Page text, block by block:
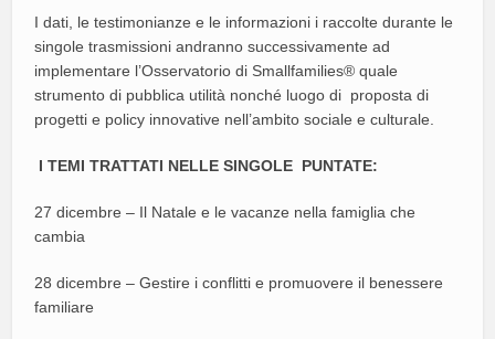
I dati, le testimonianze e le informazioni i raccolte durante le
singole trasmissioni andranno successivamente ad
implementare l’Osservatorio di Smallfamilies® quale
strumento di pubblica utilità nonché luogo di proposta di
progetti e policy innovative nell’ambito sociale e culturale.
I TEMI TRATTATI NELLE SINGOLE PUNTATE:
27 dicembre – Il Natale e le vacanze nella famiglia che
cambia
28 dicembre – Gestire i conflitti e promuovere il benessere
familiare